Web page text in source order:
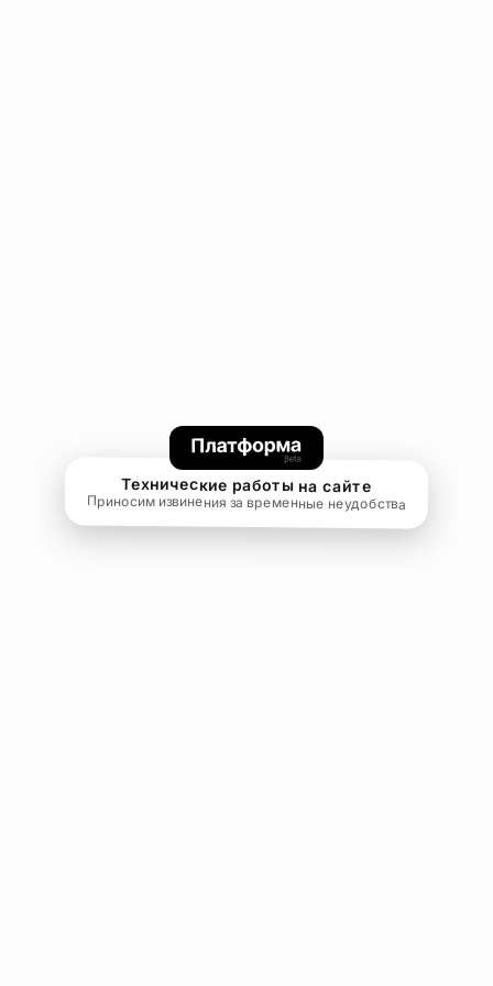
Технические работы на сайте
Приносим извинения за временные неудобства